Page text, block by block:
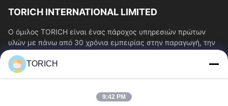
TORICH INTERNATIONAL LIMITED
Ο όμιλος TORICH είναι ένας πάροχος υπηρεσιών πρώτων
υλών με πάνω από 30 χρόνια εμπειρίας στην παραγωγή, την
έρευνα και ανάπτυξη, το εμπόριο, την...
Γρήγοροι Σύνδεσμοι
Σχετικά Με Εμάς
TORICH
9:42 PM